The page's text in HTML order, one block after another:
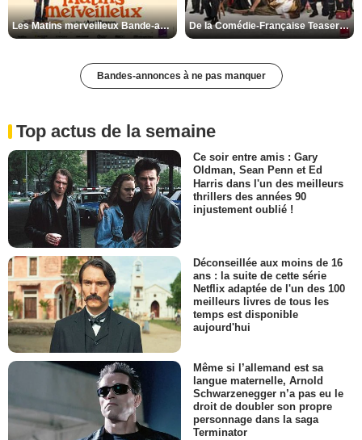
Les Matins merveilleux Bande-annonce VF De la Comédie-Française Teaser VF
Bandes-annonces à ne pas manquer
Top actus de la semaine
Ce soir entre amis : Gary
Oldman, Sean Penn et Ed
Harris dans l'un des meilleurs
thrillers des années 90
injustement oublié !
Déconseillée aux moins de 16
ans : la suite de cette série
Netflix adaptée de l'un des 100
meilleurs livres de tous les
temps est disponible
aujourd'hui
Même si l’allemand est sa
langue maternelle, Arnold
Schwarzenegger n’a pas eu le
droit de doubler son propre
personnage dans la saga
Terminator